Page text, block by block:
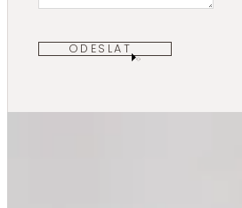
ODESLAT